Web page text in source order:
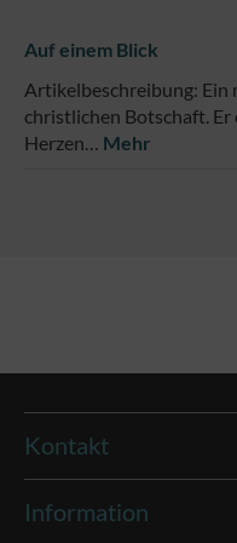
Auf einem Blick
Artikelbeschreibung: Ein
christlichen Botschaft.
Herzen… Mehr
Kontakt
Information